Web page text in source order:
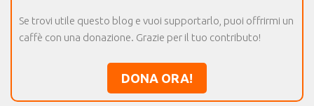
Se trovi utile questo blog e vuoi supportarlo, puoi offrirmi un
caffè con una donazione. Grazie per il tuo contributo!
DONA ORA!